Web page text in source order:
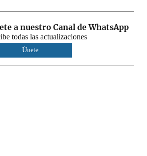
a nuestro Canal de WhatsApp
todas las actualizaciones
Únete